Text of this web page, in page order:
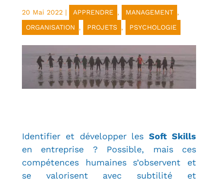
20 Mai 2022 | APPRENDRE , MANAGEMENT ,
ORGANISATION
, PROJETS , PSYCHOLOGIE
Identifier et développer lesSoft Skills
en entreprise ? Possible, mais ces
compétences humaines s’observent et
se valorisent avec subtilité et